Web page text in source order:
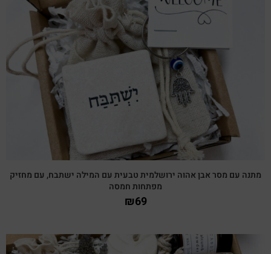
צפייה מהירה
מתנה עם מסר אבן אהוה ירושלמית טבעית עם המילה ישתבח, עם מחזיק
מפתחות חמסה
₪69